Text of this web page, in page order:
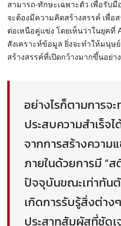
สามารถ-ทักษะเฉพาะตัว เพื่อรับ
จะต้องมีความคิดสร้างสรรค์ เพื่อ
ต่อเหนือคู่แข่ง โดยเห็นว่าในยุคที่
สังเคราะห์ข้อมูล ยิ่งจะทำให้มนุษ
สร้างสรรค์ที่เปิดกว้างมากขึ้นอย่า
อย่างไรก็ตามการจ
ประสบความสำเร็จ
จากการสร้างความ
ภายในด้วยการมี “ส
ปัจจุบันขณะเท่าทันตั
เกิดการรับรู้สิ่งต่าง
ประสาทสัมผัสที่ชัดเ